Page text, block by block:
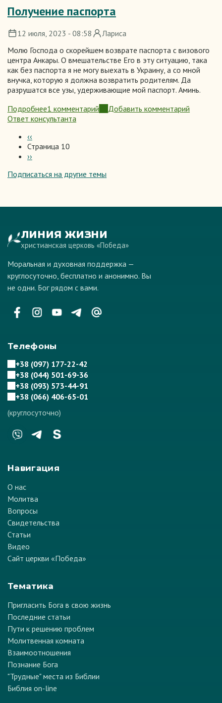
Получение паспорта
12 июля, 2023 - 08:58
Лариса
Молю Господа о скорейшем возврате паспорта с визового
центра Анкары. О вмешательстве Его в эту ситуацию, така
как без паспорта я не могу выехать в Украину, а со мной
внучка, которую я должна возвратить родителям. Да
разрушатся все узы, удерживающие мой паспорт. Аминь.
Подробнее
о
Получение
паспорта
1 комментарий
Добавить комментарий
Ответ консультанта
Нумерация
страниц
Предыдущая
страница
‹‹
Страница 10
Следующая
››
Подписаться на другие темы
ЛИНИЯ ЖИЗНИ
христианская церковь «Победа»
Моральная и духовная поддержка —
круглосуточно, бесплатно и анонимно. Вы
не одни. Бог рядом с вами.
Телефоны
+38 (097) 177-22-42
+38 (044) 501-69-36
+38 (093) 573-44-91
+38 (066) 406-65-01
(круглосуточно)
Навигация
О нас
Молитва
Вопросы
Свидетельства
Статьи
Видео
Сайт церкви «Победа»
Тематика
Пригласить Бога в свою жизнь
Последние статьи
Пути к решению проблем
Молитвенная комната
Взаимоотношения
Познание Бога
"Трудные" места из Библии
Библия on-line